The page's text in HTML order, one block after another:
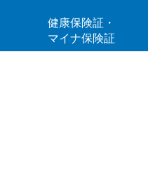
健康保険証・
マイナ保険証